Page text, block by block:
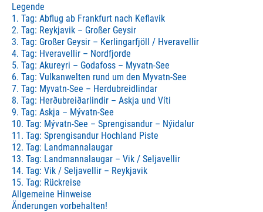
Legende
1. Tag: Abflug ab Frankfurt nach Keflavik
2. Tag: Reykjavik – Großer Geysir
3. Tag: Großer Geysir – Kerlingarfjöll / Hveravellir
4. Tag: Hveravellir – Nordfjorde
5. Tag: Akureyri – Godafoss – Myvatn-See
6. Tag: Vulkanwelten rund um den Myvatn-See
7. Tag: Myvatn-See – Herdubreidlindar
8. Tag: Herðubreiðarlindir – Askja und Víti
9. Tag: Askja – Mývatn-See
10. Tag: Mývatn-See – Sprengisandur – Nýidalur
11. Tag: Sprengisandur Hochland Piste
12. Tag: Landmannalaugar
13. Tag: Landmannalaugar – Vik / Seljavellir
14. Tag: Vik / Seljavellir – Reykjavik
15. Tag: Rückreise
Allgemeine Hinweise
Änderungen vorbehalten!